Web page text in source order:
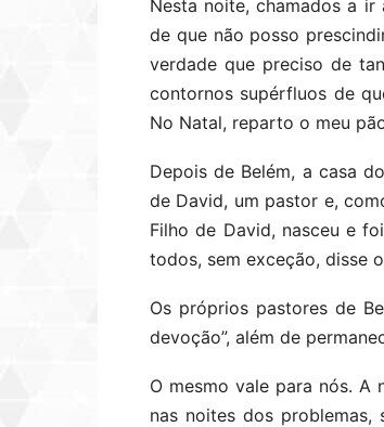
Nesta noite, chamados a
de que não posso
verdade que preciso de
contornos supérfluos de
No Natal, reparto o meu
Depois de Belém, a casa
de David, um pastor e,
Filho de David, nasceu e
todos, sem exceção, disse
Os próprios pastores de
devoção”, além de
O mesmo vale para nós. A
nas noites dos problemas,